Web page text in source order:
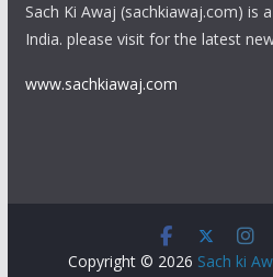
Sach Ki Awaj (sachkiawaj.com) is
India. please visit for the latest
www.sachkiawaj.com
Copyright © 2026 Sach ki